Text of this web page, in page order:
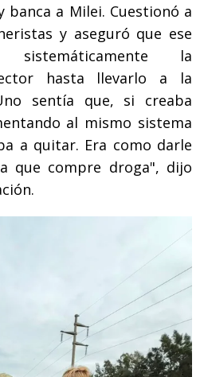
banca a Milei. Cuestionó a
y aseguró que ese
sistemáticamente la
hasta llevarlo a la
sentía que, si creaba
al mismo sistema
a quitar. Era como darle
que compre droga", dijo